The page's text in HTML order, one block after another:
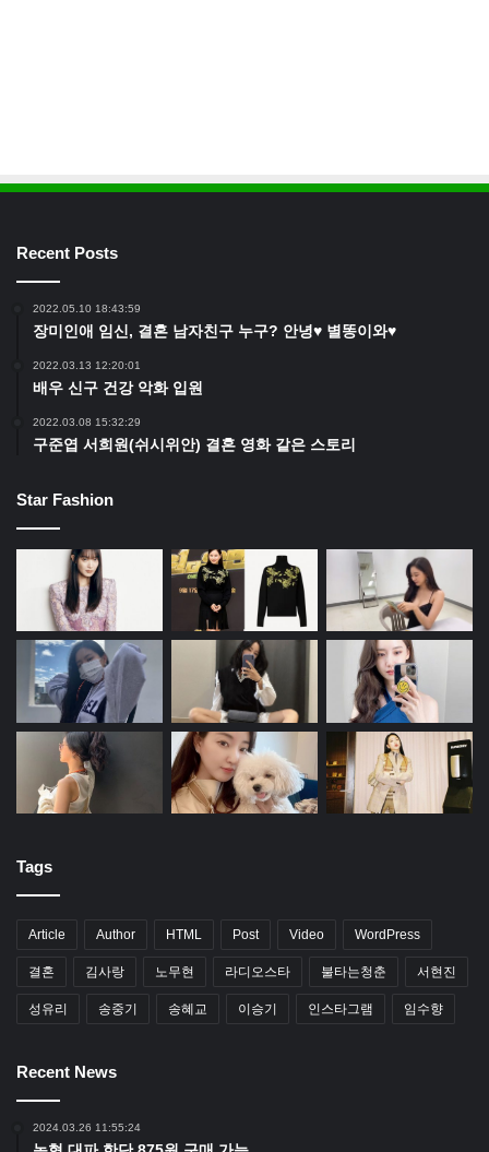
Recent Posts
2022.05.10 18:43:59
장미인애 임신, 결혼 남자친구 누구? 안녕♥ 별똥이와♥
2022.03.13 12:20:01
배우 신구 건강 악화 입원
2022.03.08 15:32:29
구준엽 서희원(쉬시위안) 결혼 영화 같은 스토리
Star Fashion
Tags
Article Author HTML Post Video WordPress
결혼 김사랑 노무현 라디오스타 불타는청춘 서현진
성유리 송중기 송혜교 이승기 인스타그램 임수향
Recent News
2024.03.26 11:55:24